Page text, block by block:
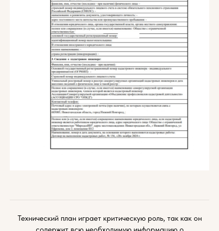
Технический план играет критическую роль, так как он